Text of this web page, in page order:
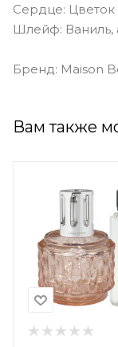
Сердце:
Шлейф: Ваниль,
Бренд: Maison
Вам также